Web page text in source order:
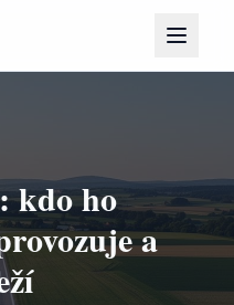
kdo ho
a